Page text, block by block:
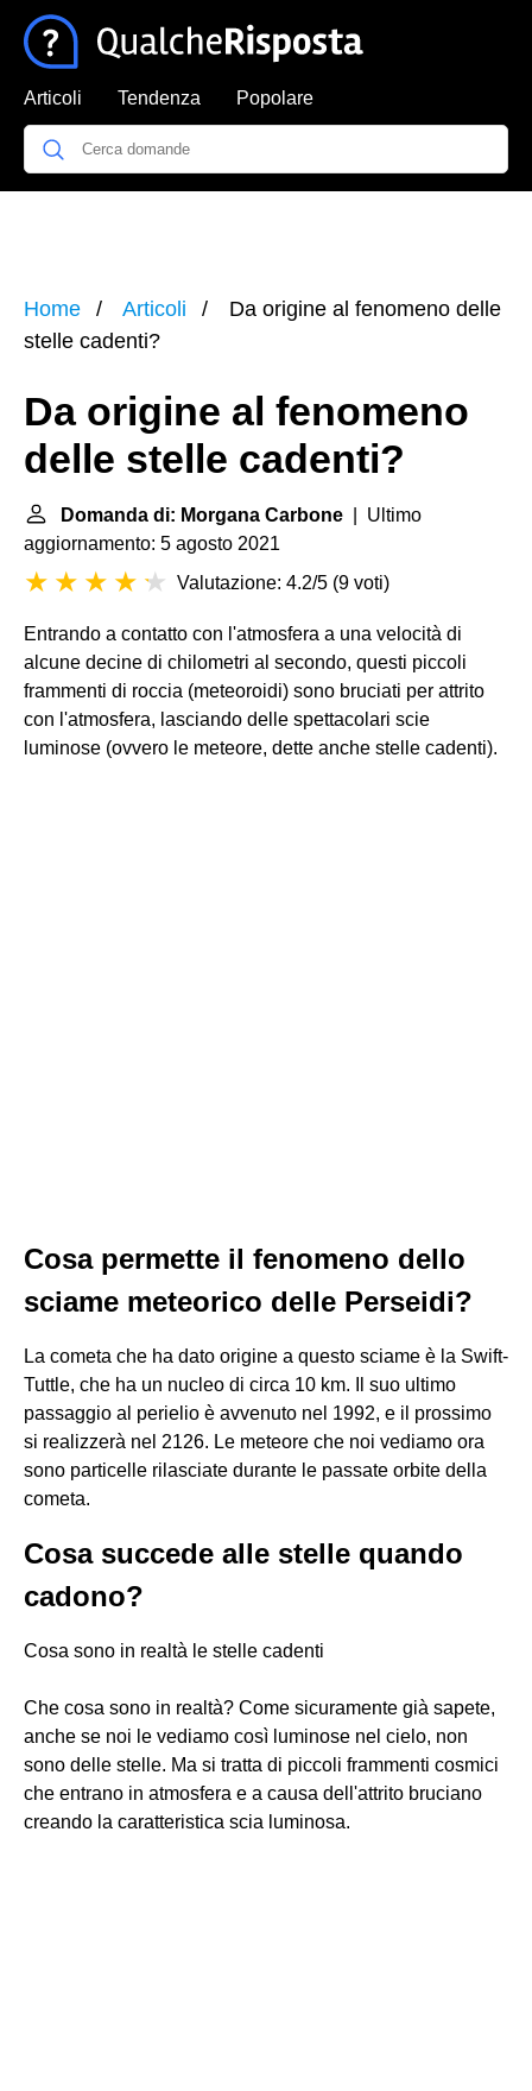
Articoli Tendenza Popolare
Home Articoli
Da origine al fenomeno delle
stelle cadenti?
Da origine al fenomeno
delle stelle cadenti?
Domanda di: Morgana Carbone | Ultimo
aggiornamento: 5 agosto 2021
Valutazione: 4.2/5 (9 voti)
Entrando a contatto con l'atmosfera a una velocità di
alcune decine di chilometri al secondo, questi piccoli
frammenti di roccia (meteoroidi) sono bruciati per attrito
con l'atmosfera, lasciando delle spettacolari scie
luminose (ovvero le meteore, dette anche stelle cadenti).
Cosa permette il fenomeno dello
sciame meteorico delle Perseidi?
La cometa che ha dato origine a questo sciame è la Swift-
Tuttle, che ha un nucleo di circa 10 km. Il suo ultimo
passaggio al perielio è avvenuto nel 1992, e il prossimo
si realizzerà nel 2126. Le meteore che noi vediamo ora
sono particelle rilasciate durante le passate orbite della
cometa.
Cosa succede alle stelle quando
cadono?
Cosa sono in realtà le stelle cadenti
Che cosa sono in realtà? Come sicuramente già sapete,
anche se noi le vediamo così luminose nel cielo, non
sono delle stelle. Ma si tratta di piccoli frammenti cosmici
che entrano in atmosfera e a causa dell'attrito bruciano
creando la caratteristica scia luminosa.